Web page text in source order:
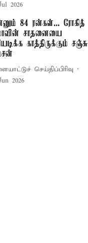
2026
84 ரன்கள்... ரோகித்
சாதனையை
காத்திருக்கும் சஞ்சு
செய்திப்பிரிவு
2026